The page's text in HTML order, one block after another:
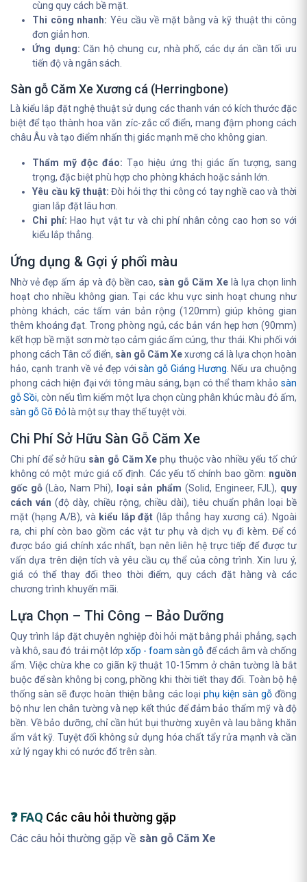
cùng quy cách bề mặt.
Thi công nhanh: Yêu cầu về mặt bằng và kỹ thuật thi công
đơn giản hơn.
Ứng dụng: Căn hộ chung cư, nhà phố, các dự án cần tối ưu
tiến độ và ngân sách.
Sàn gỗ Căm Xe Xương cá (Herringbone)
Là kiểu lắp đặt nghệ thuật sử dụng các thanh ván có kích thước đặc
biệt để tạo thành hoa văn zíc-zắc cổ điển, mang đậm phong cách
châu Âu và tạo điểm nhấn thị giác mạnh mẽ cho không gian.
Thẩm mỹ độc đáo: Tạo hiệu ứng thị giác ấn tượng, sang
trọng, đặc biệt phù hợp cho phòng khách hoặc sảnh lớn.
Yêu cầu kỹ thuật: Đòi hỏi thợ thi công có tay nghề cao và thời
gian lắp đặt lâu hơn.
Chi phí: Hao hụt vật tư và chi phí nhân công cao hơn so với
kiểu lắp thẳng.
Ứng dụng & Gợi ý phối màu
Nhờ vẻ đẹp ấm áp và độ bền cao, sàn gỗ Căm Xelà lựa chọn linh
hoạt cho nhiều không gian. Tại các khu vực sinh hoạt chung như
phòng khách, các tấm ván bản rộng (120mm) giúp không gian
thêm khoáng đạt. Trong phòng ngủ, các bản ván hẹp hơn (90mm)
kết hợp bề mặt sơn mờ tạo cảm giác ấm cúng, thư thái. Khi phối với
phong cách Tân cổ điển, sàn gỗ Căm Xexương cá là lựa chọn hoàn
hảo, cạnh tranh về vẻ đẹp vớisàn gỗ Giáng Hương . Nếu ưa chuộng
phong cách hiện đại với tông màu sáng, bạn có thể tham khảo sàn
gỗ Sồi, còn nếu tìm kiếm một lựa chọn cùng phân khúc màu đỏ ấm,
sàn gỗ Gõ Đỏ là một sự thay thế tuyệt vời.
Chi Phí Sở Hữu Sàn Gỗ Căm Xe
Chi phí để sở hữu sàn gỗ Căm Xe phụ thuộc vào nhiều yếu tố chứ
không có một mức giá cố định. Các yếu tố chính bao gồm: nguồn
gốc gỗ(Lào, Nam Phi), loại sản phẩm (Solid, Engineer, FJL), quy
cách ván (độ dày, chiều rộng, chiều dài), tiêu chuẩn phân loại bề
mặt (hạng A/B), và kiểu lắp đặt (lắp thẳng hay xương cá). Ngoài
ra, chi phí còn bao gồm các vật tư phụ và dịch vụ đi kèm. Để có
được báo giá chính xác nhất, bạn nên liên hệ trực tiếp để được tư
vấn dựa trên diện tích và yêu cầu cụ thể của công trình. Xin lưu ý,
giá có thể thay đổi theo thời điểm, quy cách đặt hàng và các
chương trình khuyến mãi.
Lựa Chọn – Thi Công – Bảo Dưỡng
Quy trình lắp đặt chuyên nghiệp đòi hỏi mặt bằng phải phẳng, sạch
và khô, sau đó trải một lớp xốp - foam sàn gỗ để cách âm và chống
ẩm. Việc chừa khe co giãn kỹ thuật 10-15mm ở chân tường là bắt
buộc để sàn không bị cong, phồng khi thời tiết thay đổi. Toàn bộ hệ
thống sàn sẽ được hoàn thiện bằng các loại phụ kiện sàn gỗđồng
bộ như len chân tường và nẹp kết thúc để đảm bảo thẩm mỹ và độ
bền. Về bảo dưỡng, chỉ cần hút bụi thường xuyên và lau bằng khăn
ẩm vắt kỹ. Tuyệt đối không sử dụng hóa chất tẩy rửa mạnh và cần
xử lý ngay khi có nước đổ trên sàn.
❓ FAQ Các câu hỏi thường gặp
Các câu hỏi thường gặp về sàn gỗ Căm Xe